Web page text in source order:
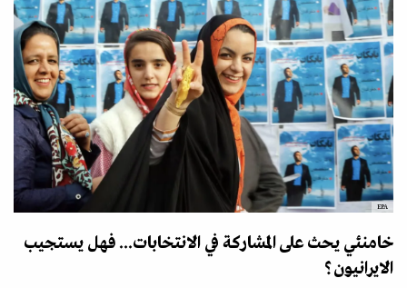
EPA
خامنئي يحث على المشاركة في الانتخابات... فهل يستجيب
الايرانيون؟